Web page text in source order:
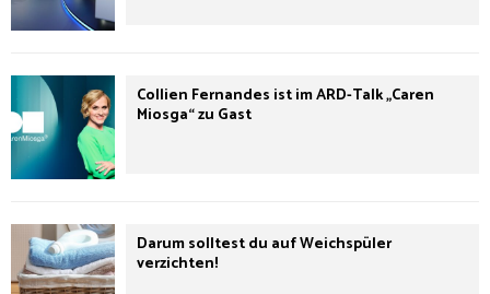
Collien Fernandes ist im ARD-Talk „Caren
Miosga“ zu Gast
Darum solltest du auf Weichspüler
verzichten!